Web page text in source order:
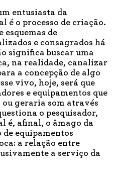
entusiasta da
é o processo de criação.
de
e consagrados há
significa buscar uma
na realidade, canalizar
a concepção de algo
vivo, hoje, será que
e equipamentos que
ou geraria som através
o pesquisador,
é, afinal, o âmago da
de equipamentos
a relação entre
a serviço da